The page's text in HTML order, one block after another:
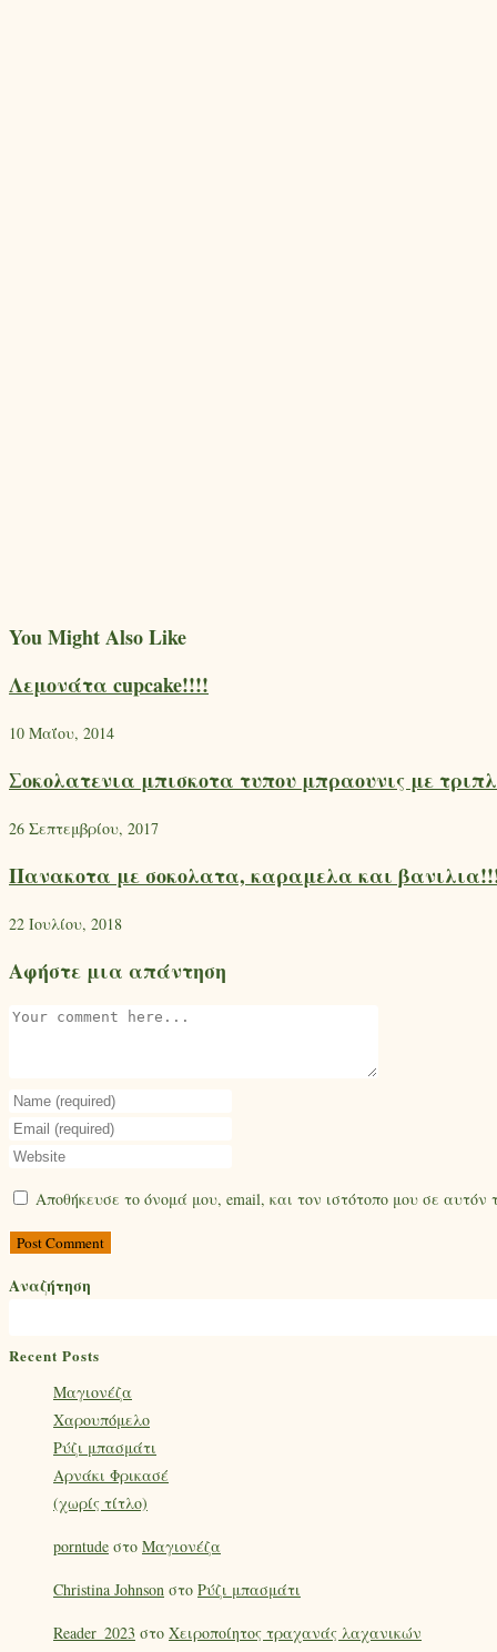
You Might Also Like
Λεμονάτα cupcake!!!!
10 Μαΐου, 2014
Σοκολατενια μπισκοτα τυπου μπραουνις με
26 Σεπτεμβρίου, 2017
Πανακοτα με σοκολατα, καραμελα και
22 Ιουλίου, 2018
Αφήστε μια απάντηση
Αποθήκευσε το όνομά μου, email, και τον ιστότοπο μου σε
Αναζήτηση
Recent Posts
Mαγιονέζα
Χαρουπόμελο
Ρύζι μπασμάτι
Αρνάκι Φρικασέ
(χωρίς τίτλο)
porntude στο Mαγιονέζα
Christina Johnson στο Ρύζι μπασμάτι
Reader_2023 στο Χειροποίητος τραχανάς λαχανικών